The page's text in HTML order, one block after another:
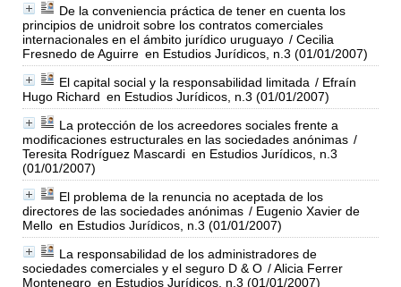
De la conveniencia práctica de tener en cuenta los
principios de unidroit sobre los contratos comerciales
internacionales en el ámbito jurídico uruguayo / Cecilia
Fresnedo de Aguirre en Estudios Jurídicos, n.3 (01/01/2007)
El capital social y la responsabilidad limitada / Efraín
Hugo Richard en Estudios Jurídicos, n.3 (01/01/2007)
La protección de los acreedores sociales frente a
modificaciones estructurales en las sociedades anónimas /
Teresita Rodríguez Mascardi en Estudios Jurídicos, n.3
(01/01/2007)
El problema de la renuncia no aceptada de los
directores de las sociedades anónimas / Eugenio Xavier de
Mello en Estudios Jurídicos, n.3 (01/01/2007)
La responsabilidad de los administradores de
sociedades comerciales y el seguro D & O / Alicia Ferrer
Montenegro en Estudios Jurídicos, n.3 (01/01/2007)